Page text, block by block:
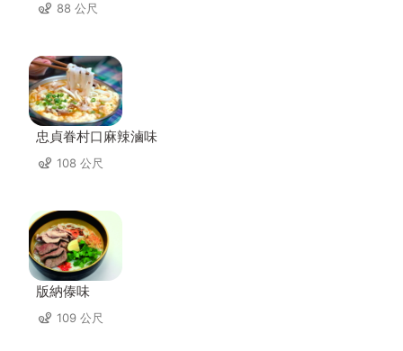
88 公尺
忠貞眷村口麻辣滷味
108 公尺
版納傣味
109 公尺